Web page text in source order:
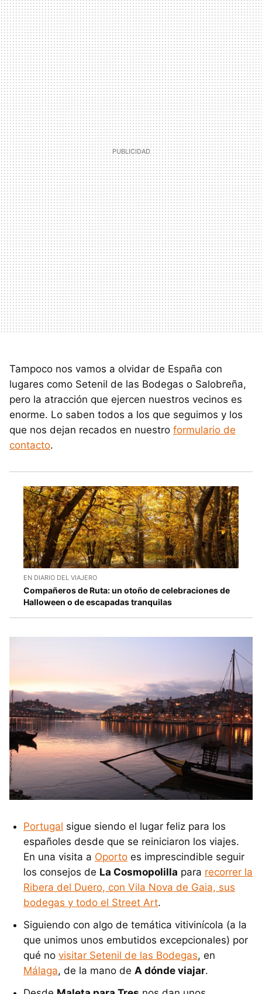
Tampoco nos vamos a olvidar de España con
lugares como Setenil de las Bodegas o Salobreña,
pero la atracción que ejercen nuestros vecinos es
enorme. Lo saben todos a los que seguimos y los
que nos dejan recados en nuestro formulario de
contacto.
EN DIARIO DEL VIAJERO
Compañeros de Ruta: un otoño de celebraciones de
Halloween o de escapadas tranquilas
Portugal sigue siendo el lugar feliz para los
españoles desde que se reiniciaron los viajes.
En una visita a Oporto es imprescindible seguir
los consejos de La Cosmopolilla para recorrer la
Ribera del Duero, con Vila Nova de Gaia, sus
bodegas y todo el Street Art.
Siguiendo con algo de temática vitivinícola (a la
que unimos unos embutidos excepcionales) por
qué no visitar Setenil de las Bodegas, en
Málaga, de la mano de A dónde viajar.